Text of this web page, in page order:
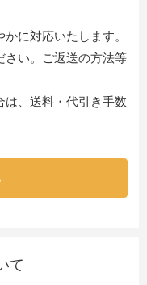
に対応いたします。
さい。ご返送の方法等
は、送料・代引き手数
て